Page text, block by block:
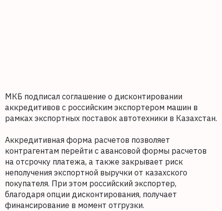
МКБ подписал соглашение о дисконтировании
аккредитивов с российским экспортером машин в
рамках экспортных поставок автотехники в Казахстан.
Аккредитивная форма расчетов позволяет
контрагентам перейти с авансовой формы расчетов
на отсрочку платежа, а также закрывает риск
неполучения экспортной выручки от казахского
покупателя. При этом российский экспортер,
благодаря опции дисконтирования, получает
финансирование в момент отгрузки.